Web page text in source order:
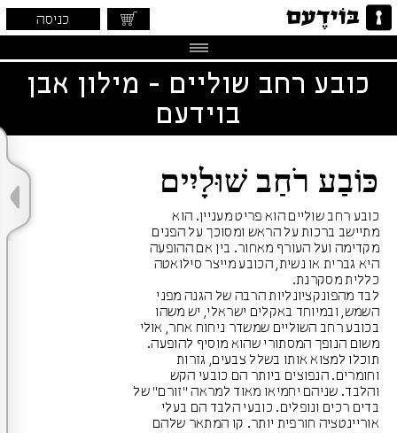
כניסה
כובע רחב שוליים - מילון אבן
בוידעם
כּוֹבַע רֹחַב שׁוּלָיִים
כובע רחב שוליים הוא פריט מעניין. הוא
מתיישב ברכות על הראש ומסוכך על הפנים
מקדימה ועל העורף מאחור. בין אם ההופעה
היא גברית או נשית, הכובע מייצר סילואטה
כללית מסקרנת.
לבד מהפונקציונליות הרבה של הגנה מפני
השמש, ובמיוחד באקלים ישראלי, יש משהו
בכובע רחב השוליים שמשדר ניחוח אחר, אולי
משום הנופך המסתורי שהוא מוסיף להופעה.
תוכלו למצוא אותו בשלל צבעים, גזרות
וחומרים. הנפוצים ביותר הם כובעי הקש
והלבד. שניהם יחמיאו מאוד למראה "זורם" של
בדים רכים ונופלים. כובעי הלבד הם בעלי
אוריינטציה חורפית יותר. קו המתאר שלהם